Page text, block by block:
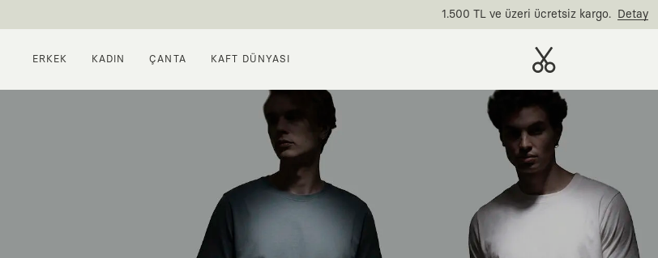
1.500 TL ve üzeri ücretsiz kargo. Detay
ERKEK KADIN ÇANTA KAFT DÜNYASI